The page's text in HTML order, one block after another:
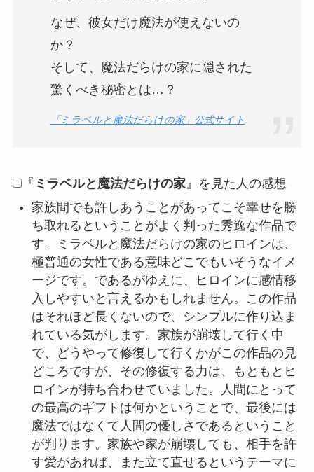
なぜ、彼女だけ魔法が使えないの
か？
そして、魔法だらけの家に隠された
驚くべき秘密とは…？
「ミラベルと魔法だらけの家」公式サイト
『 ミラベルと魔法だらけの家』を見た人の感想
家族間でも許しあうことがあってこそ幸せを勝
ち取れるということがよく判った秀逸な作品で
す。ミラベルと魔法だらけの家のヒロインは、
極普通の女性である意味どこでもいそうなイメ
ージです。であるがゆえに、ヒロインに感情移
入しやすいと言えるかもしれません。この作品
はそれほど長くないので、シンプルに作り込ま
れている気がします。家族が崩壊して行く中
で、どうやって修復して行くかがこの作品の見
どころですが、その修復する力は、もともとヒ
ロインが持ち合わせていました。人間にとって
の最高のギフトは何かということで、最後には
魔法ではなくて人間の優しさであるということ
が判ります。家族や家が崩壊しても、相手を許
す愛があれば、また立て直せるというテーマに